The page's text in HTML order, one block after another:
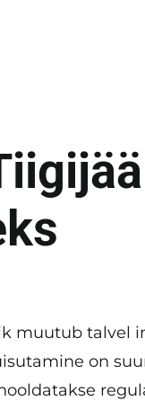
muutub talvel
on